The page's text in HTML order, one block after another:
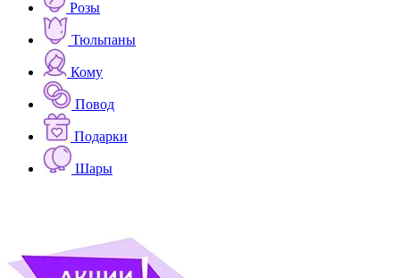
Розы
Тюльпаны
Кому
Повод
Подарки
Шары